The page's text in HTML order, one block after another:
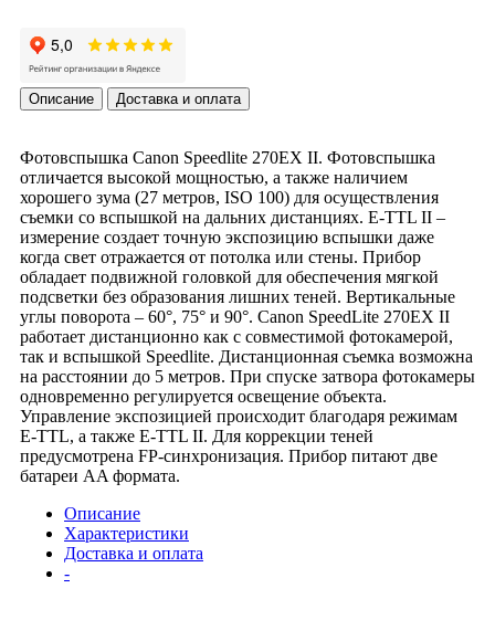
Описание Доставка и оплата
Фотовспышка Canon Speedlite 270EX II. Фотовспышка
отличается высокой мощностью, а также наличием
хорошего зума (27 метров, ISO 100) для осуществления
съемки со вспышкой на дальних дистанциях. E-TTL II –
измерение создает точную экспозицию вспышки даже
когда свет отражается от потолка или стены. Прибор
обладает подвижной головкой для обеспечения мягкой
подсветки без образования лишних теней. Вертикальные
углы поворота – 60°, 75° и 90°. Canon SpeedLite 270EX II
работает дистанционно как с совместимой фотокамерой,
так и вспышкой Speedlite. Дистанционная съемка возможна
на расстоянии до 5 метров. При спуске затвора фотокамеры
одновременно регулируется освещение объекта.
Управление экспозицией происходит благодаря режимам
E-TTL, а также E-TTL II. Для коррекции теней
предусмотрена FP-синхронизация. Прибор питают две
батареи AA формата.
Описание
Характеристики
Доставка и оплата
-